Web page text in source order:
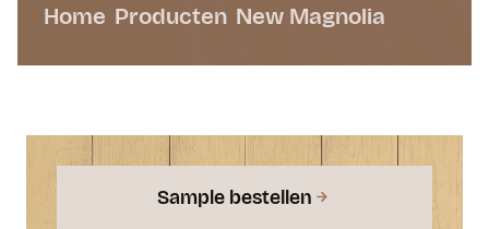
Home Producten New Magnolia
Sample bestellen